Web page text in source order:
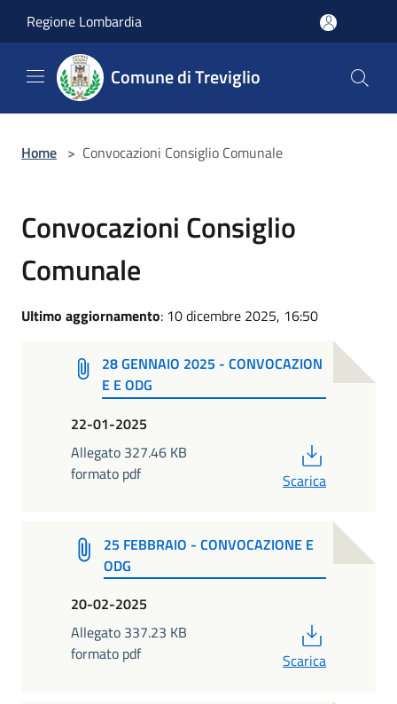
Regione Lombardia
Comune di Treviglio
Home > Convocazioni Consiglio Comunale
Convocazioni Consiglio
Comunale
Ultimo aggiornamento: 10 dicembre 2025, 16:50
28 GENNAIO 2025 - CONVOCAZION
E E ODG
22-01-2025
Allegato 327.46 KB
formato pdf
Scarica
25 FEBBRAIO - CONVOCAZIONE E
ODG
20-02-2025
Allegato 337.23 KB
formato pdf
Scarica